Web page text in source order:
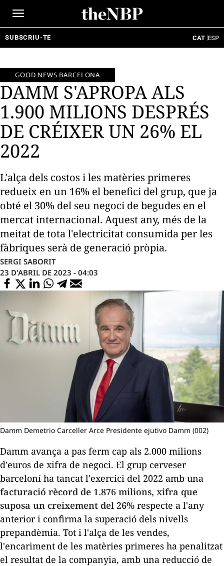
SUBSCRIU-TE CAT ESP
GOOD NEWS BARCELONA
DAMM S'APROPA ALS
1.900 MILIONS DESPRÉS
DE CRÉIXER UN 26% EL
2022
L'alça dels costos i les matèries primeres
redueix en un 16% el benefici del grup, que ja
obté el 30% del seu negoci de begudes en el
mercat internacional. Aquest any, més de la
meitat de tota l'electricitat consumida per les
fàbriques serà de generació pròpia.
SERGI SABORIT
23 D'ABRIL DE 2023 - 04:03
Damm Demetrio Carceller Arce Presidente ejutivo Damm (002)
Damm avança a pas ferm cap als 2.000 milions
d'euros de xifra de negoci. El grup cerveser
barceloní ha tancat l'exercici del 2022 amb una
facturació rècord de 1.876 milions, xifra que
suposa un creixement del 26% respecte a l'any
anterior i confirma la superació dels nivells
prepandèmia. Tot i l'alça de les vendes,
l'encariment de les matèries primeres ha penalitzat
el resultat de la companyia, amb una reducció de